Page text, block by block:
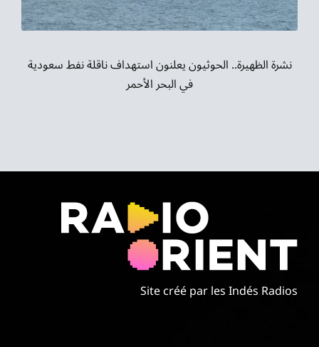
نشرة الظهيرة.. الحوثيون يعلنون استهداف ناقلة نفط سعودية
في البحر الأحمر
Site créé par les Indés Radios